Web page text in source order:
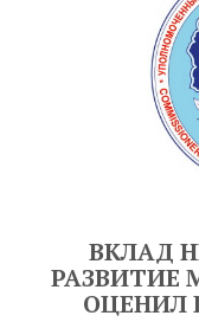
ВКЛАД
РАЗВИТИЕ
ОЦЕНИЛ